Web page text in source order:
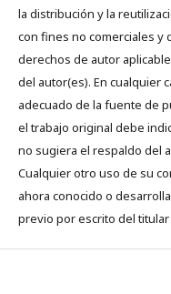
la distribución y la
con fines no comerciales y
derechos de autor
del autor(es). En cualquier
adecuado de la fuente de
el trabajo original debe
no sugiera el respaldo del
Cualquier otro uso de su
ahora conocido o
previo por escrito del